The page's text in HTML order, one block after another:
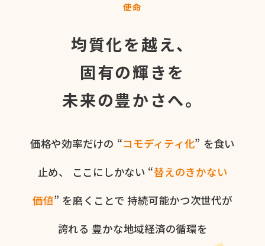
使命
均質化を越え、
固有の輝きを
未来の豊かさへ。
価格や​効率だけの​ “コモディティ化” を​食い​
止め、
ここに​しかない​ “替えの​きかない​
価値” を​磨く​ことで 持続可能かつ次世代が​
誇れる 豊かな​地域経済の​循環を​